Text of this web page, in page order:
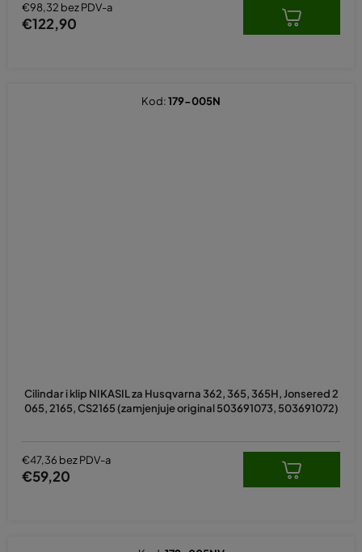
€98,32 bez PDV-a
€122,90
Cilindar i klip NIKASIL za Husqvarna 362, 365, 365H, Jonsered 2
065, 2165, CS2165 (zamjenjuje original 503691073, 503691072)
€47,36 bez PDV-a
€59,20
Kod:179-005N